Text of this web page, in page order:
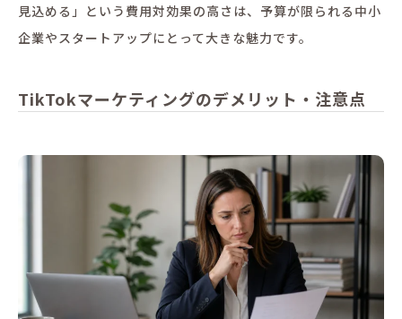
見込める」という費用対効果の高さは、予算が限られる中小
企業やスタートアップにとって大きな魅力です。
TikTokマーケティングのデメリット・注意点